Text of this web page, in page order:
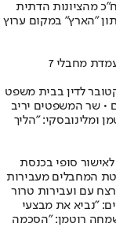
מהציונות הדתית
"הארץ" במקום ערוץ
ברוב של 93 ח"כים: מליאת הכנסת אישרה חוק להעמדת מחבלי 7
אישרה חוק להעמדת מחבלי 7 באוקטובר לדין בבית משפט
וללא מתנגדים • שר המשפטים יריב
ומלינובסקי: "הליך
סופי בכנסת
המחבלים מעבירות
רצח עם ועבירות טרור
"נביא את מבצעי
רוטמן: "הסכמה